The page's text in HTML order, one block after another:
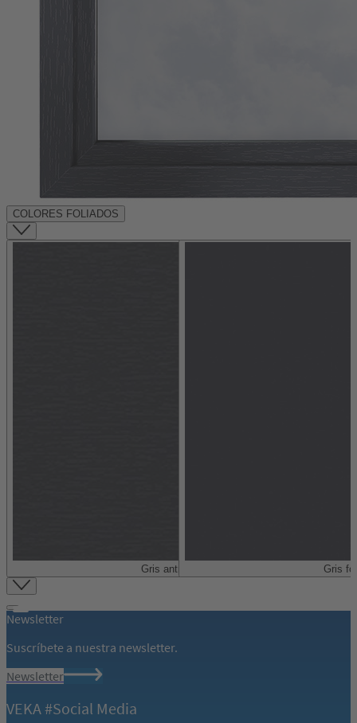
COLORES FOLIADOS
Gris antracita Gris
Item
1
of
Newsletter
Suscríbete a nuestra newsletter.
Newsletter
VEKA #Social Media